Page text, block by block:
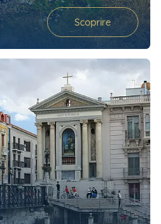
Scoprire